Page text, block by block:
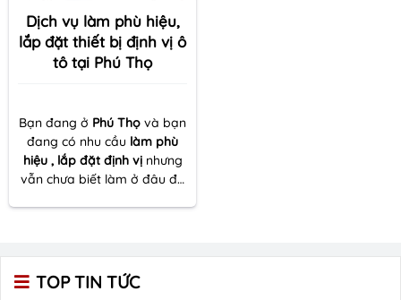
Dịch vụ làm phù hiệu,
lắp đặt thiết bị định vị ô
tô tại Phú Thọ
Bạn đang ở Phú Thọ và bạn
đang có nhu cầu làm phù
hiệu , lắp đặt định vị nhưng
vẫn chưa biết làm ở đâu để
tốt nhất !
TOP TIN TỨC